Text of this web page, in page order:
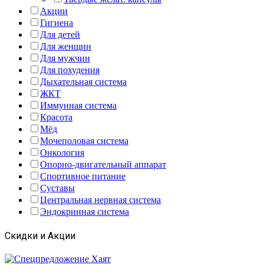
Акции
Гигиена
Для детей
Для женщин
Для мужчин
Для похудения
Дыхательная система
ЖКТ
Иммунная система
Красота
Мёд
Мочеполовая система
Онкология
Опорно-двигательный аппарат
Спортивное питание
Суставы
Центральная нервная система
Эндокринная система
Скидки и Акции